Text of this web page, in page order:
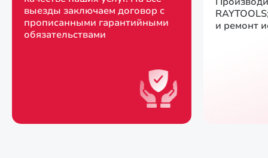
выезды заключаем договор с
прописанными гарантийными
обязательствами
и ремонт